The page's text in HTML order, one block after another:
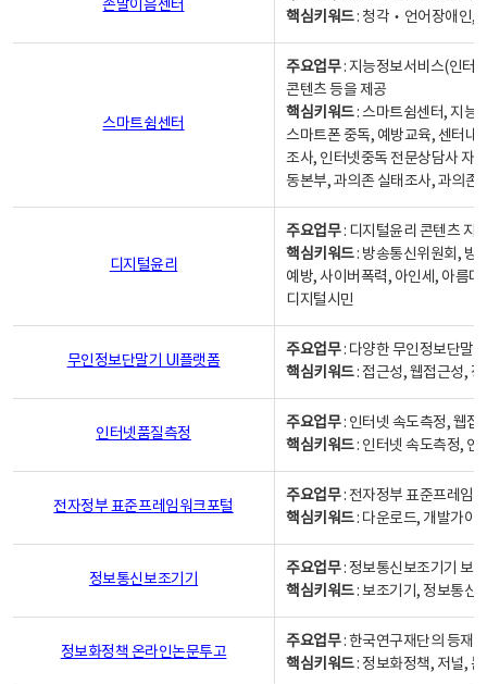
손말이음센터
핵심키워드: 청각‧언어장애인,
스마트쉼센터
주요업무: 지능정보서비스(인터
콘텐츠 등을 제공
핵심키워드: 스마트쉼센터, 지능
스마트폰 중독, 예방교육, 센터내
조사, 인터넷중독 전문상담사 자
동본부, 과의존 실태조사, 과의존
디지털윤리
주요업무: 디지털윤리 콘텐츠 지
핵심키워드: 방송통신위원회, 방
예방, 사이버폭력, 아인세, 아름
디지털시민
무인정보단말기 UI플랫폼
주요업무: 다양한 무인정보단말
핵심키워드: 접근성, 웹접근성,
인터넷품질측정
주요업무: 인터넷 속도측정, 웹접
핵심키워드: 인터넷 속도측정, 인
전자정부 표준프레임워크포털
주요업무: 전자정부 표준프레임
핵심키워드: 다운로드, 개발가이
정보통신보조기기
주요업무: 정보통신보조기기 보
핵심키워드: 보조기기, 정보통신
정보화정책 온라인논문투고
주요업무: 한국연구재단의 등재
핵심키워드: 정보화정책, 저널,